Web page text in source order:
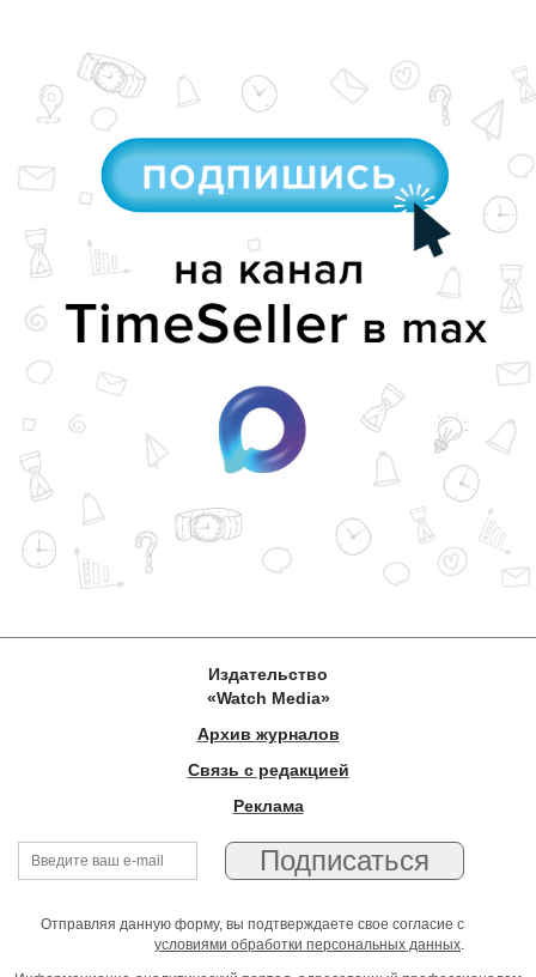
Издательство
«Watch Media»
Архив журналов
Связь с редакцией
Реклама
Отправляя данную форму, вы подтверждаете свое согласие с
условиями обработки персональных данных.